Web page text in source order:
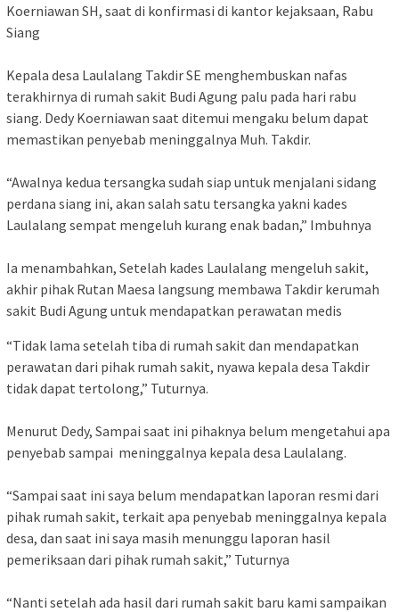
Koerniawan SH, saat di konfirmasi di kantor kejaksaan, Rabu
Siang
Kepala desa Laulalang Takdir SE menghembuskan nafas
terakhirnya di rumah sakit Budi Agung palu pada hari rabu
siang. Dedy Koerniawan saat ditemui mengaku belum dapat
memastikan penyebab meninggalnya Muh. Takdir.
“Awalnya kedua tersangka sudah siap untuk menjalani sidang
perdana siang ini, akan salah satu tersangka yakni kades
Laulalang sempat mengeluh kurang enak badan,” Imbuhnya
Ia menambahkan, Setelah kades Laulalang mengeluh sakit,
akhir pihak Rutan Maesa langsung membawa Takdir kerumah
sakit Budi Agung untuk mendapatkan perawatan medis
“Tidak lama setelah tiba di rumah sakit dan mendapatkan
perawatan dari pihak rumah sakit, nyawa kepala desa Takdir
tidak dapat tertolong,” Tuturnya.
Menurut Dedy, Sampai saat ini pihaknya belum mengetahui apa
penyebab sampai meninggalnya kepala desa Laulalang.
“Sampai saat ini saya belum mendapatkan laporan resmi dari
pihak rumah sakit, terkait apa penyebab meninggalnya kepala
desa, dan saat ini saya masih menunggu laporan hasil
pemeriksaan dari pihak rumah sakit,” Tuturnya
“Nanti setelah ada hasil dari rumah sakit baru kami sampaikan